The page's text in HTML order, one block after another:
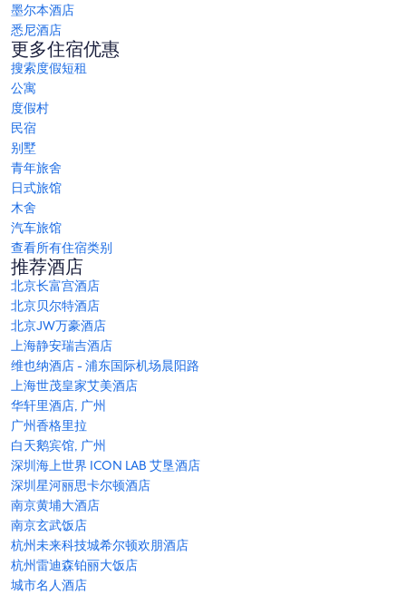
墨尔本酒店
悉尼酒店
更多住宿优惠
搜索度假短租
公寓
度假村
民宿
别墅
青年旅舍
日式旅馆
木舍
汽车旅馆
查看所有住宿类别
推荐酒店
北京长富宫酒店
北京贝尔特酒店
北京JW万豪酒店
上海静安瑞吉酒店
维也纳酒店 - 浦东国际机场晨阳路
上海世茂皇家艾美酒店
华轩里酒店, 广州
广州香格里拉
白天鹅宾馆, 广州
深圳海上世界 ICON LAB 艾垦酒店
深圳星河丽思卡尔顿酒店
南京黄埔大酒店
南京玄武饭店
杭州未来科技城希尔顿欢朋酒店
杭州雷迪森铂丽大饭店
城市名人酒店